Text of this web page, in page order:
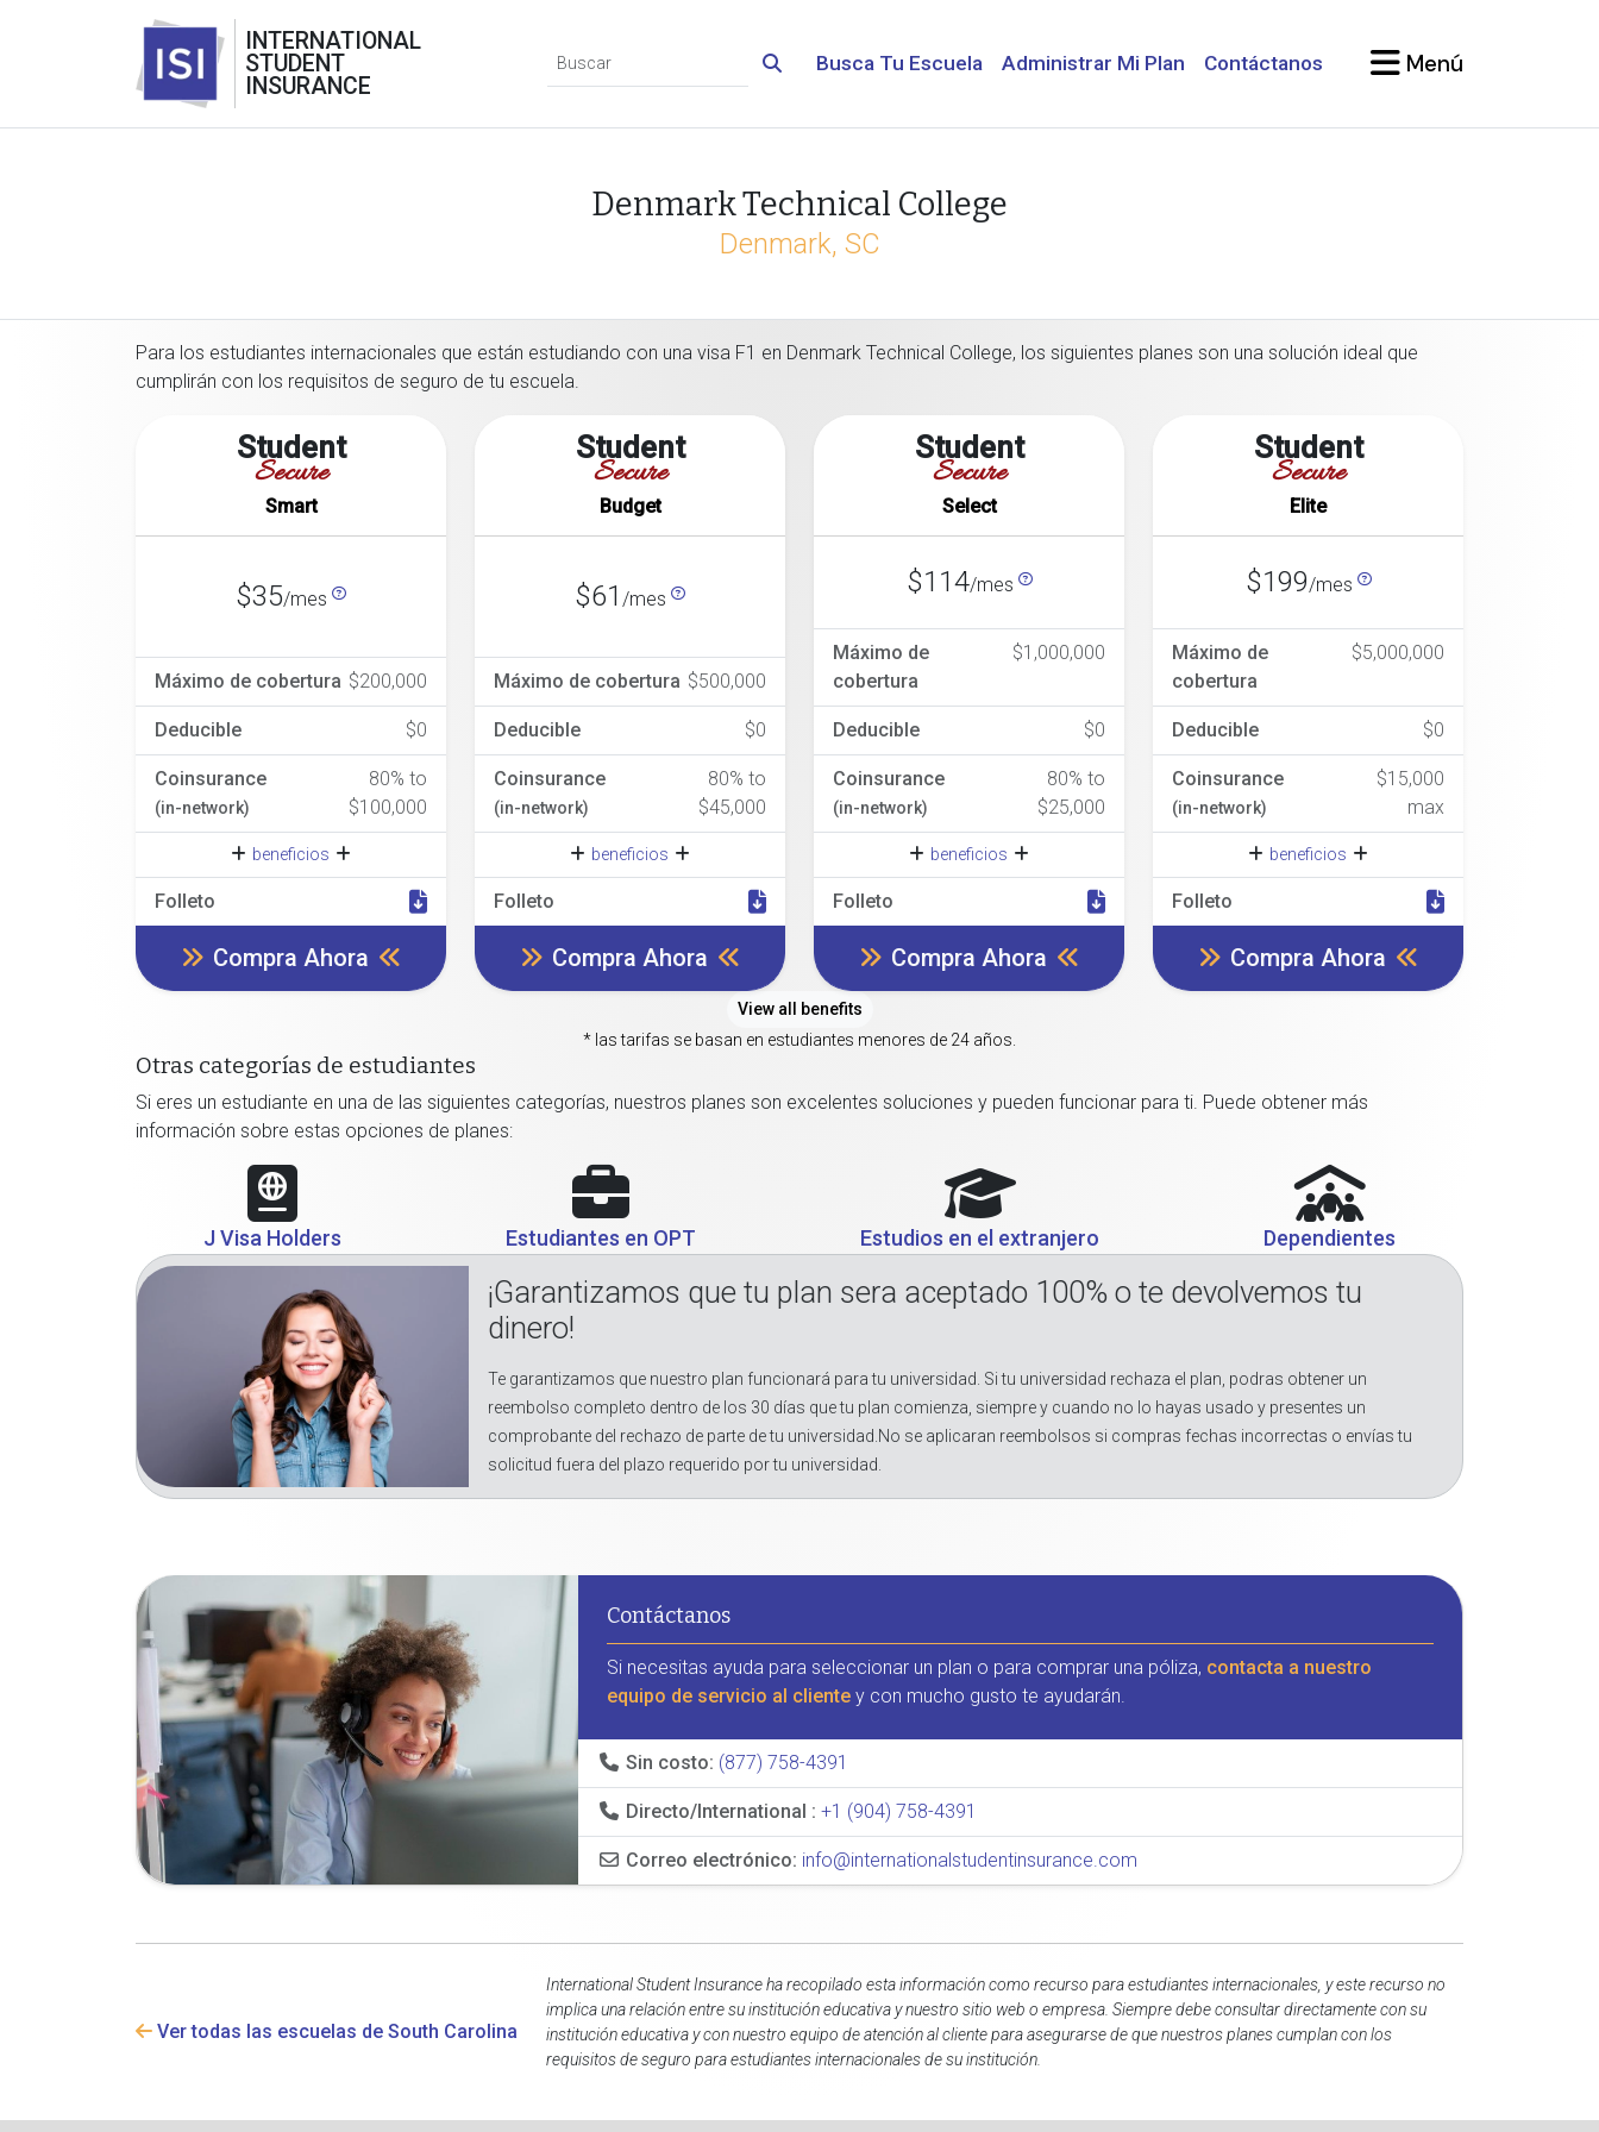
INTERNATIONAL
STUDENT
INSURANCE
Busca Tu Escuela Administrar Mi Plan Contáctanos Menú
Denmark Technical College
Denmark, SC
Para los estudiantes internacionales que están estudiando con una visa F1 en Denmark Technical College, los siguientes planes son una solución ideal que
cumplirán con los requisitos de seguro de tu escuela.
Student
Secure
Smart
$35/mes
Máximo de cobertura $200,000
Deducible $0
Coinsurance
(in-network)
80% to
$100,000
beneficios
Folleto
Compra Ahora
Student
Secure
Budget
$61 /mes
Máximo de cobertura $500,000
Deducible $0
Coinsurance
(in-network)
80% to
$45,000
beneficios
Folleto
Compra Ahora
Student
Secure
Select
$114/mes
Máximo de
cobertura
$1,000,000
Deducible $0
Coinsurance
(in-network)
80% to
$25,000
beneficios
Folleto
Compra Ahora
Student
Secure
Elite
$199/mes
Máximo de
cobertura
$5,000,000
Deducible $0
Coinsurance
(in-network)
$15,000
max
beneficios
Folleto
Compra Ahora
View all benefits
* las tarifas se basan en estudiantes menores de 24 años.
Otras categorías de estudiantes
Si eres un estudiante en una de las siguientes categorías, nuestros planes son excelentes soluciones y pueden funcionar para ti. Puede obtener más
información sobre estas opciones de planes:
J Visa Holders Estudiantes en OPT Estudios en el extranjero Dependientes
¡Garantizamos que tu plan sera aceptado 100% o te devolvemos tu
dinero!
Te garantizamos que nuestro plan funcionará para tu universidad. Si tu universidad rechaza el plan, podras obtener un
reembolso completo dentro de los 30 días que tu plan comienza, siempre y cuando no lo hayas usado y presentes un
comprobante del rechazo de parte de tu universidad.No se aplicaran reembolsos si compras fechas incorrectas o envías tu
solicitud fuera del plazo requerido por tu universidad.
Contáctanos
Si necesitas ayuda para seleccionar un plan o para comprar una póliza, contacta a nuestro
equipo de servicio al cliente y con mucho gusto te ayudarán.
Sin costo: (877) 758-4391
Directo/International : +1 (904) 758-4391
Correo electrónico: info@internationalstudentinsurance.com
Ver todas las escuelas de South Carolina
International Student Insurance ha recopilado esta información como recurso para estudiantes internacionales, y este recurso no
implica una relación entre su institución educativa y nuestro sitio web o empresa. Siempre debe consultar directamente con su
institución educativa y con nuestro equipo de atención al cliente para asegurarse de que nuestros planes cumplan con los
requisitos de seguro para estudiantes internacionales de su institución.